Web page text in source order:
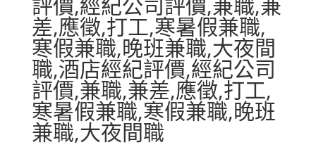
差,應徵,打工,寒暑假兼職,
寒假兼職,晚班兼職,大夜間
職,酒店經紀評價,經紀公司
評價,兼職,兼差,應徵,打工,
寒暑假兼職,寒假兼職,晚班
兼職,大夜間職